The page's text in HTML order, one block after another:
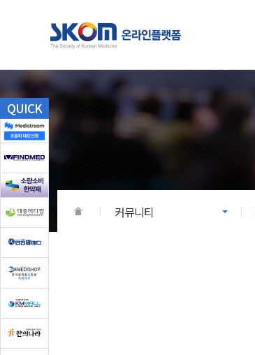
학술대회
전국한의학학술대회/세미나
회원학회 학술대회
커뮤니티
QUICK